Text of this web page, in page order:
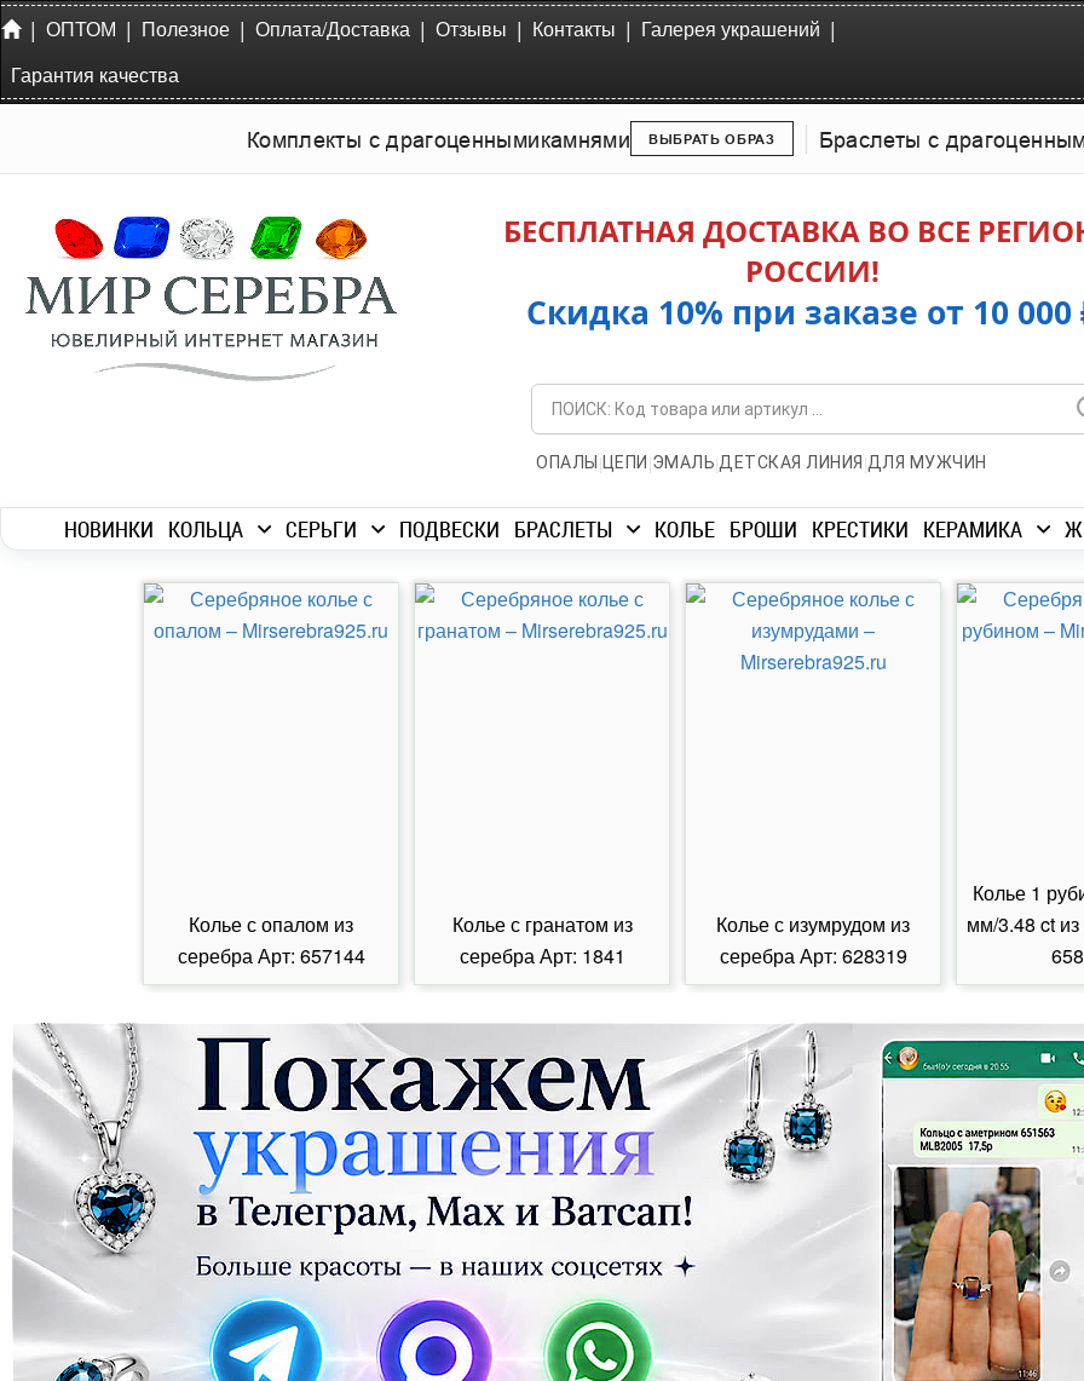
| ОПТОМ | Полезное | Оплата/Доставка | Отзывы | Контакты | Галерея украшений |
Гарантия качества
Комплекты с драгоценнымикамнями ВЫБРАТЬ ОБРАЗ Браслеты с
БЕСПЛАТНАЯ ДОСТАВКА ВО ВСЕ
РОССИИ!
Скидка 10% при заказе от 10 000
ОПАЛЫ | ЦЕПИ |ЭМАЛЬ|ДЕТСКАЯ ЛИНИЯ |ДЛЯ МУЖЧИН
НОВИНКИ КОЛЬЦА СЕРЬГИ ПОДВЕСКИ БРАСЛЕТЫ КОЛЬЕ БРОШИ КРЕСТИКИ КЕРАМИКА
Колье с опалом из
серебра Арт: 657144
Колье с гранатом из
серебра Арт: 1841
Колье с изумрудом из
серебра Арт: 628319
Колье 1
мм/3.48 ct